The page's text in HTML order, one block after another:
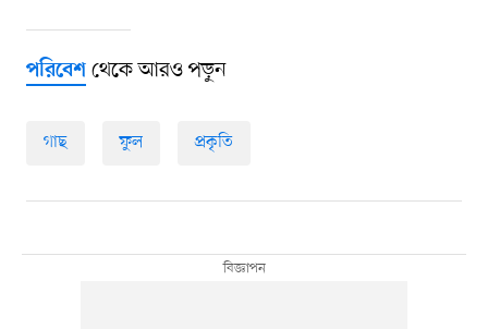
পরিবেশথেকে আরও পড়ুন
গাছ ফুল প্রকৃতি